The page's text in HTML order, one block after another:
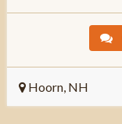
Hoorn, NH